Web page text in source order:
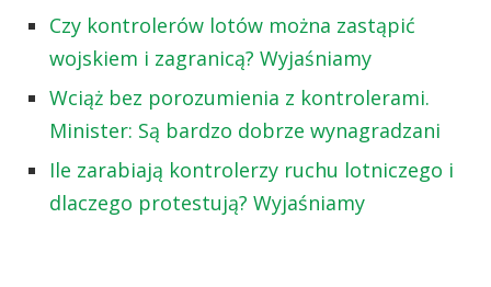
Czy kontrolerów lotów można zastąpić
wojskiem i zagranicą? Wyjaśniamy
Wciąż bez porozumienia z kontrolerami.
Minister: Są bardzo dobrze wynagradzani
Ile zarabiają kontrolerzy ruchu lotniczego i
dlaczego protestują? Wyjaśniamy